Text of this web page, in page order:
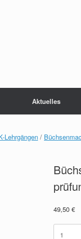
Aktuelles
Lehrgängen /
49,50€